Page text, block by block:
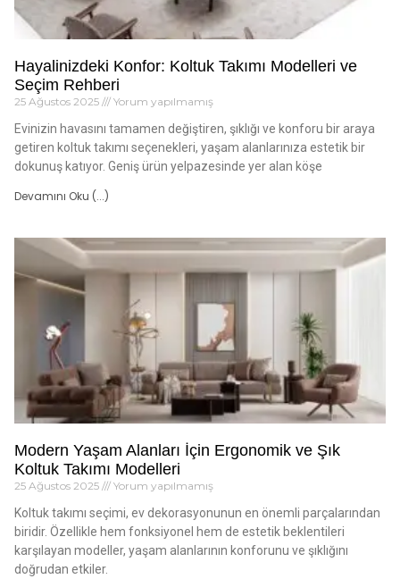
Hayalinizdeki Konfor: Koltuk Takımı Modelleri ve
Seçim Rehberi
25 Ağustos 2025 Yorum yapılmamış
Evinizin havasını tamamen değiştiren, şıklığı ve konforu bir araya
getiren koltuk takımı seçenekleri, yaşam alanlarınıza estetik bir
dokunuş katıyor. Geniş ürün yelpazesinde yer alan köşe
Devamını Oku (...)
Modern Yaşam Alanları İçin Ergonomik ve Şık
Koltuk Takımı Modelleri
25 Ağustos 2025 Yorum yapılmamış
Koltuk takımı seçimi, ev dekorasyonunun en önemli parçalarından
biridir. Özellikle hem fonksiyonel hem de estetik beklentileri
karşılayan modeller, yaşam alanlarının konforunu ve şıklığını
doğrudan etkiler.